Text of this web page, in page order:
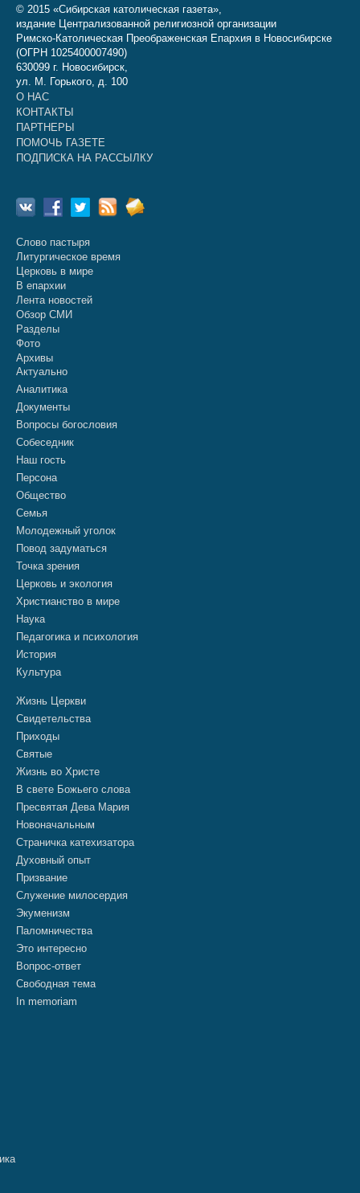
© 2015 «Сибирская католическая газета»,
издание Централизованной религиозной организации
Римско-Католическая Преображенская Епархия в Новосибирске
(ОГРН 1025400007490)
630099 г. Новосибирск,
ул. М. Горького, д. 100
О НАС
КОНТАКТЫ
ПАРТНЕРЫ
ПОМОЧЬ ГАЗЕТЕ
ПОДПИСКА НА РАССЫЛКУ
Слово пастыря
Литургическое время
Церковь в мире
В епархии
Лента новостей
Обзор СМИ
Разделы
Фото
Архивы
Актуально
Аналитика
Документы
Вопросы богословия
Собеседник
Наш гость
Персона
Общество
Семья
Молодежный уголок
Повод задуматься
Точка зрения
Церковь и экология
Христианство в мире
Наука
Педагогика и психология
История
Культура
Жизнь Церкви
Свидетельства
Приходы
Святые
Жизнь во Христе
В свете Божьего слова
Пресвятая Дева Мария
Новоначальным
Страничка катехизатора
Духовный опыт
Призвание
Служение милосердия
Экуменизм
Паломничества
Это интересно
Вопрос-ответ
Свободная тема
In memoriam